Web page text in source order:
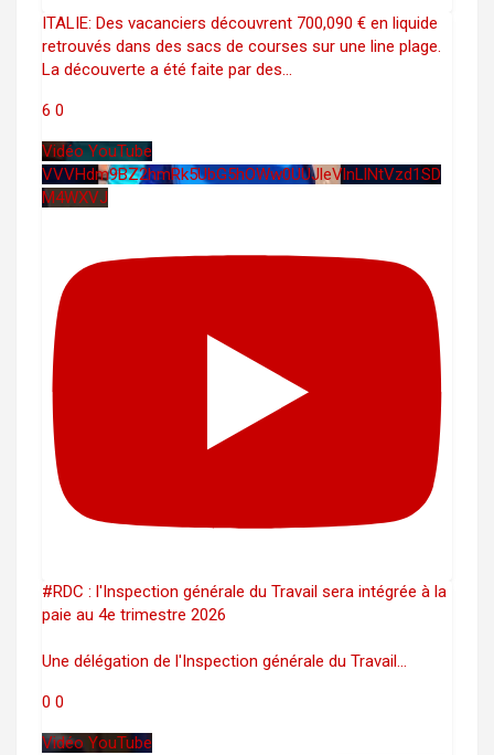
ITALIE: Des vacanciers découvrent 700,090 € en liquide
retrouvés dans des sacs de courses sur une line plage.
La découverte a été faite par des...
6 0
Vidéo YouTube
VVVHdm9BZ2hmRk5UbG5hOWw0UUJleVlnLlNtVzd1SD
M4WXVJ
#RDC : l'Inspection générale du Travail sera intégrée à la
paie au 4e trimestre 2026
Une délégation de l'Inspection générale du Travail...
0 0
Vidéo YouTube